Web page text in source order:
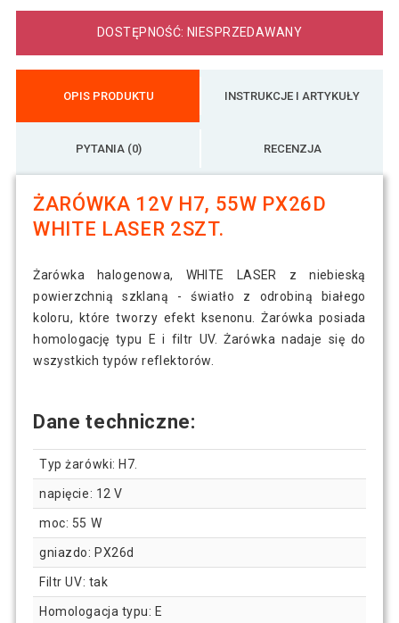
DOSTĘPNOŚĆ: NIESPRZEDAWANY
OPIS PRODUKTU INSTRUKCJE I ARTYKUŁY
PYTANIA (0) RECENZJA
ŻARÓWKA 12V H7, 55W PX26D
WHITE LASER 2SZT.
Żarówka halogenowa, WHITE LASER z niebieską
powierzchnią szklaną - światło z odrobiną białego
koloru, które tworzy efekt ksenonu. Żarówka posiada
homologację typu E i filtr UV. Żarówka nadaje się do
wszystkich typów reflektorów.
Dane techniczne:
Typ żarówki: H7.
napięcie: 12 V
moc: 55 W
gniazdo: PX26d
Filtr UV: tak
Homologacja typu: E